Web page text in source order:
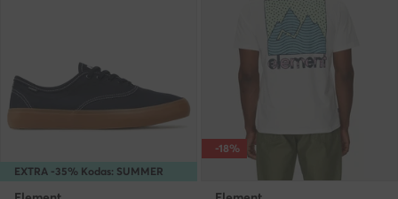
EXTRA -35% Kodas: SUMMER
-18%